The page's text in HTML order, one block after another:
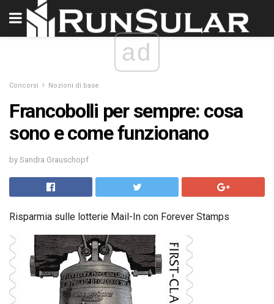
ad
Concorsi Nozioni di base
Francobolli per sempre: cosa
sono e come funzionano
by Sandra Grauschopf
Risparmia sulle lotterie Mail-In con Forever Stamps